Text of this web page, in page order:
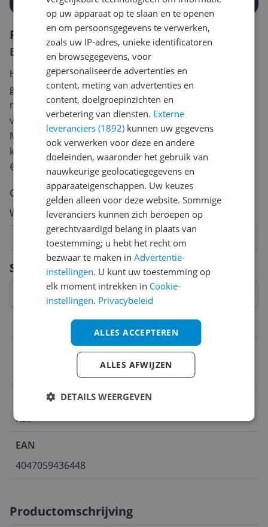
Specificaties
Diersoort
Kat
EAN
4047059436448
Productomschrijving
Reviews
Er zijn nog geen reviews geschreven
Heb jij dit product in bezit en wil je graag je mening
geven? Start dan hieronder met het schrijven van je
review. Afhankelijk van de details duurt het schrijven
van een review gemiddeld tussen de 3 en 10 minuten.
Met jouw mening help je andere bezoekers een betere
keuze te maken én maak je iedere maand kans op
€250,-!
Klik hier voor de actievoorwaarden.
Cijfer
Welk cijfer geef jij dit product?
5
2
Vraag 1 van 4
op uw apparaat op te slaan en te openen
en om persoonsgegevens te verwerken,
zoals uw IP-adres, unieke identificatoren
en browsegegevens, voor
gepersonaliseerde advertenties en
content, meting van advertenties en
content, doelgroepinzichten en
verbetering van diensten. Externe
leveranciers (1892) kunnen uw gegevens
ook verwerken voor deze en andere
doeleinden, waaronder het gebruik van
nauwkeurige geolocatiegegevens en
apparaateigenschappen. Uw keuzes
gelden alleen voor deze website. Sommige
leveranciers kunnen zich beroepen op
gerechtvaardigd belang in plaats van
toestemming; u hebt het recht om
bezwaar te maken inAdvertentie-
instellingen. U kunt uw toestemming op
elk moment intrekken in Cookie-
instellingen. Privacybeleid
ALLES ACCEPTEREN
ALLES AFWIJZEN
DETAILS WEERGEVEN